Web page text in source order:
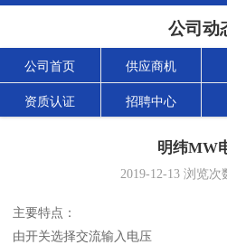
公司动
公司首页 供应商机
资质认证 招聘中心
明纬MW
2019-12-13 浏览次
主要特点：
由开关选择交流输入电压